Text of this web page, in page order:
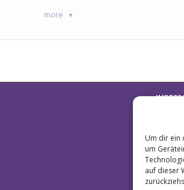
Um dir ein
um
auf dieser
more